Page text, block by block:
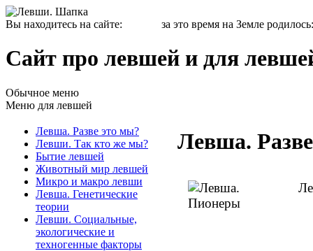
Вы находитесь на сайте: за это время на Земле родилось:
Сайт про левшей и для
Обычное меню
Меню для левшей
Левша. Разве это мы?
Левши. Так кто же мы?
Бытие левшей
Животный мир левшей
Микро и макро левши
Левша. Генетические
теории
Левши. Социальные,
экологические и
техногенные факторы
Левша.